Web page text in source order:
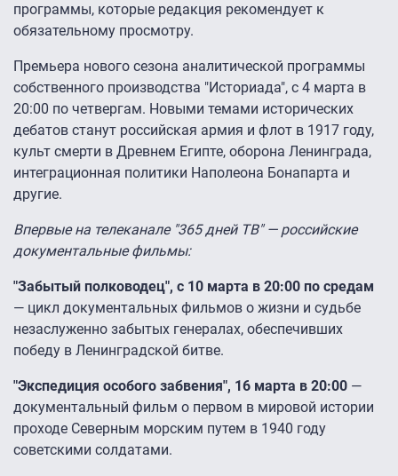
программы, которые редакция рекомендует к
обязательному просмотру.
Премьера нового сезона аналитической программы
собственного производства "Историада", с 4 марта в
20:00 по четвергам. Новыми темами исторических
дебатов станут российская армия и флот в 1917 году,
культ смерти в Древнем Египте, оборона Ленинграда,
интеграционная политики Наполеона Бонапарта и
другие.
Впервые на телеканале "365 дней ТВ" — российские
документальные фильмы:
"Забытый полководец", с 10 марта в 20:00 по средам
— цикл документальных фильмов о жизни и судьбе
незаслуженно забытых генералах, обеспечивших
победу в Ленинградской битве.
"Экспедиция особого забвения", 16 марта в 20:00 —
документальный фильм о первом в мировой истории
проходе Северным морским путем в 1940 году
советскими солдатами.